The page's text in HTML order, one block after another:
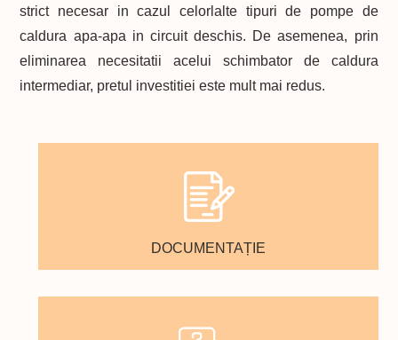
strict necesar in cazul celorlalte tipuri de pompe de
caldura apa-apa in circuit deschis. De asemenea, prin
eliminarea necesitatii acelui schimbator de caldura
intermediar, pretul investitiei este mult mai redus.
DOCUMENTAȚIE